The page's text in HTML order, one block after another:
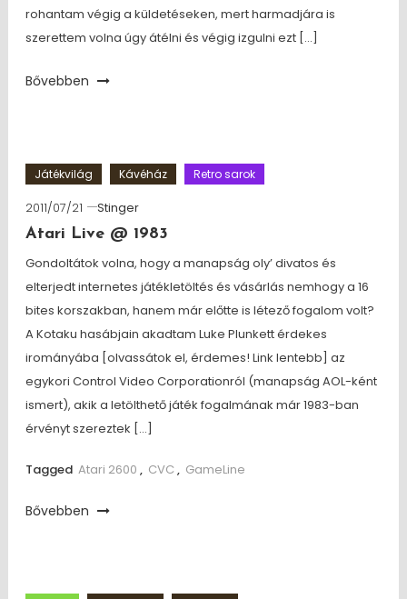
rohantam végig a küldetéseken, mert harmadjára is
szerettem volna úgy átélni és végig izgulni ezt […]
Bővebben
Játékvilág Kávéház Retro sarok
2011/07/21
Stinger
Atari Live @ 1983
Gondoltátok volna, hogy a manapság oly’ divatos és
elterjedt internetes játékletöltés és vásárlás nemhogy a 16
bites korszakban, hanem már előtte is létező fogalom volt?
A Kotaku hasábjain akadtam Luke Plunkett érdekes
irományába [olvassátok el, érdemes! Link lentebb] az
egykori Control Video Corporationról (manapság AOL-ként
ismert), akik a letölthető játék fogalmának már 1983-ban
érvényt szereztek […]
Tagged Atari 2600 , CVC , GameLine
Bővebben